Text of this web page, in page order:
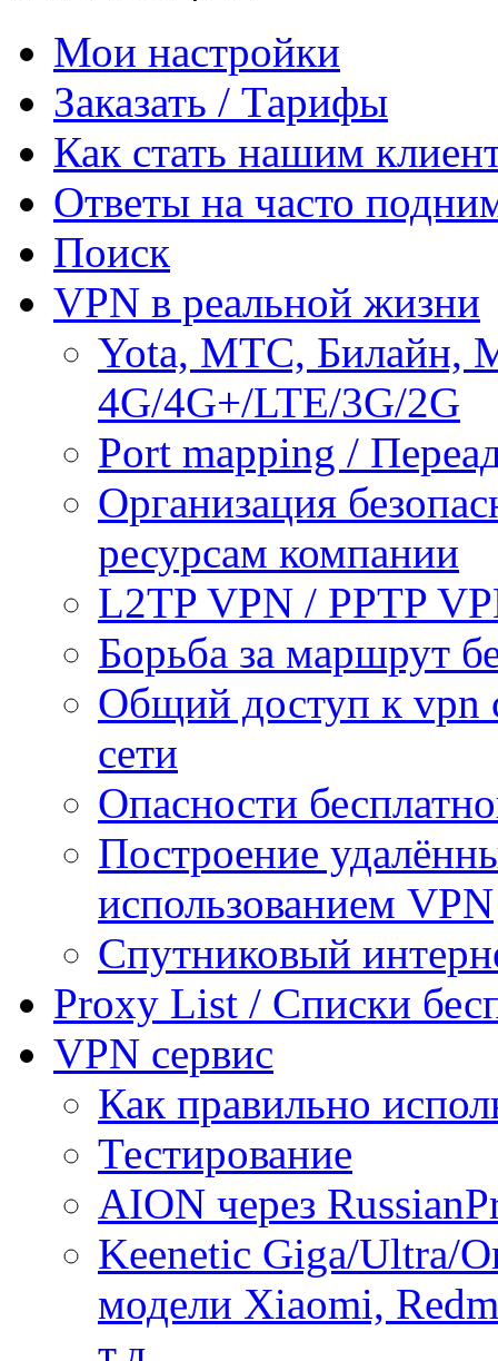
Мои настройки
Заказать / Тарифы
Как стать нашим
Ответы на часто
Поиск
VPN в реальной жизни
Yota, МТС, Билайн,
4G/4G+/LTE/3G/2G
Port mapping /
Организация
ресурсам компании
L2TP VPN / PPTP
Борьба за маршрут
Общий доступ к vpn
сети
Опасности
Построение
использованием VPN
Спутниковый
Proxy List / Списки
VPN сервис
Как правильно
Тестирование
AION через
Keenetic Giga/Ultra/
модели Xiaomi,